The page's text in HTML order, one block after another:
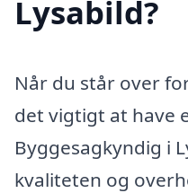
Lysabild?
Når du står over
det vigtigt at have
Byggesagkyndig i
kvaliteten og